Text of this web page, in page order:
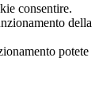
consentire.
della
potete